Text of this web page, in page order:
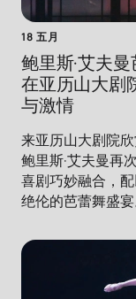
18 五月
鲍里斯·艾夫
在亚历山大剧
与激情
来亚历山大剧院
鲍里斯·艾夫曼再
喜剧巧妙融合，
绝伦的芭蕾舞盛